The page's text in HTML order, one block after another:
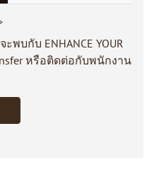
บกับ ENHANCE YOUR
หรือติดต่อกับพนักงาน